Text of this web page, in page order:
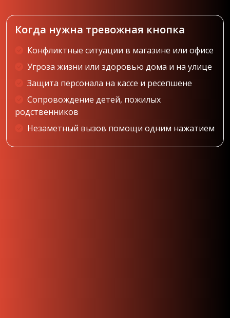
Когда нужна тревожная кнопка
Конфликтные ситуации в магазине или офисе
Угроза жизни или здоровью дома и на улице
Защита персонала на кассе и ресепшене
Сопровождение детей, пожилых
родственников
Незаметный вызов помощи одним нажатием